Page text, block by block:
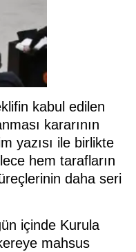
kabul edilen
kararının
yazısı ile birlikte
hem tarafların
daha seri
içinde Kurula
mahsus